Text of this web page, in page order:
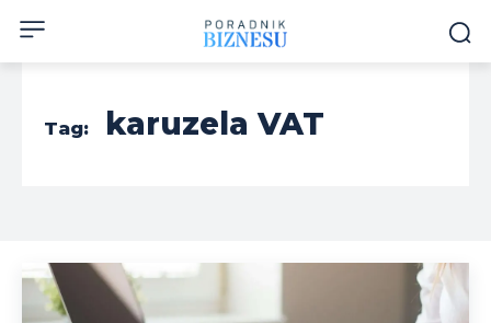
Tag: karuzela VAT